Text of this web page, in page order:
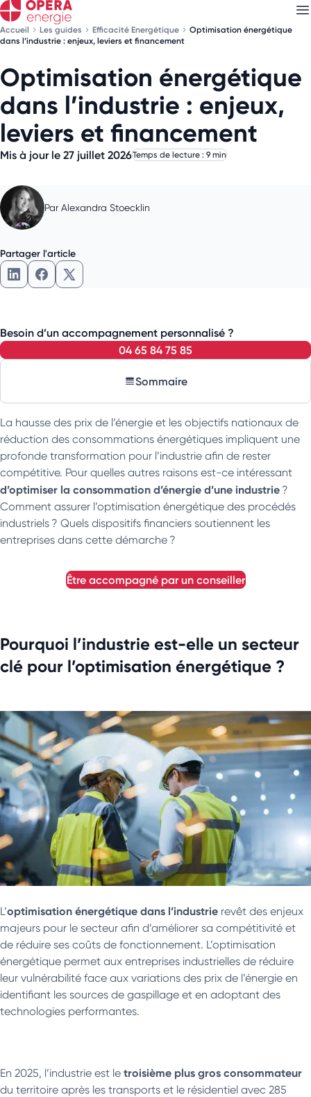
Accueil Les guides Efficacité Energétique
Optimisation énergétique
dans l’industrie : enjeux, leviers et financement
Optimisation énergétique
dans l’industrie : enjeux,
leviers et financement
Mis à jour le 27 juillet 2026Temps de lecture : 9 min
Par Alexandra Stoecklin
Partager l'article
Partager l'article sur LinkedIn
Partager l'article sur Facebook
Partager l'article sur X
Besoin d’un accompagnement personnalisé ?
04 65 84 75 85
Sommaire
La hausse des prix de l’énergie et les objectifs nationaux de
réduction des consommations énergétiques impliquent une
profonde transformation pour l’industrie afin de rester
compétitive. Pour quelles autres raisons est-ce intéressant
d’optimiser la consommation d’énergie d’une industrie ?
Comment assurer l’optimisation énergétique des procédés
industriels ? Quels dispositifs financiers soutiennent les
entreprises dans cette démarche ?
être accompagné par un conseiller
Pourquoi l’industrie est-elle un secteur
clé pour l’optimisation énergétique ?
L’optimisation énergétique dans l’industrie revêt des enjeux
majeurs pour le secteur afin d’améliorer sa compétitivité et
de réduire ses coûts de fonctionnement. L’optimisation
énergétique permet aux entreprises industrielles de réduire
leur vulnérabilité face aux variations des prix de l’énergie en
identifiant les sources de gaspillage et en adoptant des
technologies performantes.
En 2025, l’industrie est le troisième plus gros consommateur
du territoire après les transports et le résidentiel avec 285
Découvrez nosnewsletters
Choisissez les newsletters qui vous intéressent